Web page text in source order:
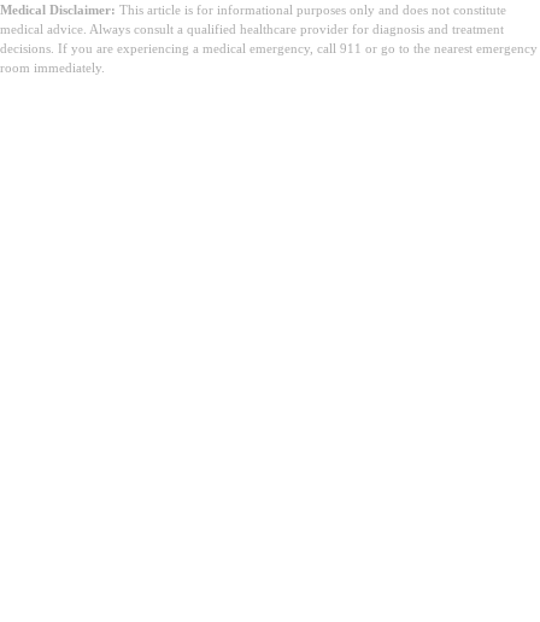
Medical Disclaimer: This article is for informational purposes only and does not constitute
medical advice. Always consult a qualified healthcare provider for diagnosis and treatment
decisions. If you are experiencing a medical emergency, call 911 or go to the nearest emergency
room immediately.